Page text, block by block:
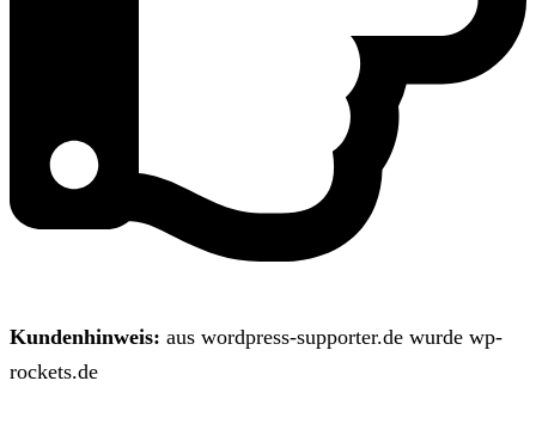
Kundenhinweis: aus wordpress-supporter.de wurde wp-
rockets.de